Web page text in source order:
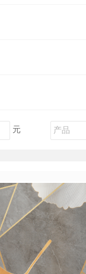
元